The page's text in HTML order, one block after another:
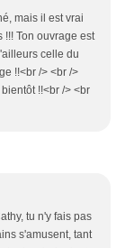
mais il est vrai
Ton ouvrage est
celle du
!!<br /> <br />
!!<br /> <br
tu n'y fais pas
s'amusent, tant